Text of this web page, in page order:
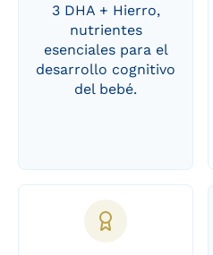
3 DHA + Hierro,
nutrientes
esenciales para el
desarrollo cognitivo
del bebé.